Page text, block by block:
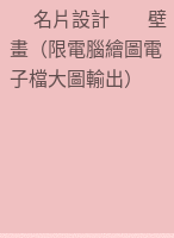
🌿名片設計 🌿壁
畫（限電腦繪圖電
子檔大圖輸出）